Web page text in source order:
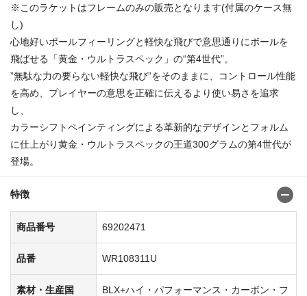
※このラケットはフレームのみの販売となります(付属のケース無
し)
心地好いボールフィーリングと軽快な飛びで意思通りにボールを
飛ばせる「黄金・ウルトラスペック」の“第4世代”。
”無駄な力の要らない軽快な飛び”をそのままに、コントロール性能
を高め、プレイヤーの意思を正確に伝えるより使い易さを追求
し、
カラーシフトペインティングによる革新的なデザインとフォルム
に仕上がり黄金・ウルトラスペックの王道300グラムの第4世代が
登場。
特徴
商品番号 69202471
品番 WR108311U
素材・生産国 BLX+ハイ・パフォーマンス・カーボン・フ